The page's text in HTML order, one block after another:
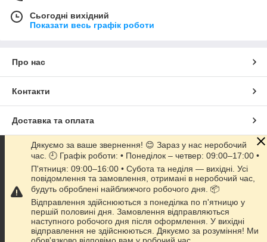
Сьогодні вихідний
Показати весь графік роботи
Про нас
Контакти
Доставка та оплата
Графік роботи
Повна версія сайту
Сайт створено на маркетплейсі Prom.ua
Політика конфіденційності
Дякуємо за ваше звернення! 😊 Зараз у нас неробочий
час. 🕘 Графік роботи: • Понеділок – четвер: 09:00–17:00 •
П'ятниця: 09:00–16:00 • Субота та неділя — вихідні. Усі
повідомлення та замовлення, отримані в неробочий час,
будуть оброблені найближчого робочого дня. 📦
Відправлення здійснюються з понеділка по п'ятницю у
першій половині дня. Замовлення відправляються
наступного робочого дня після оформлення. У вихідні
відправлення не здійснюються. Дякуємо за розуміння! Ми